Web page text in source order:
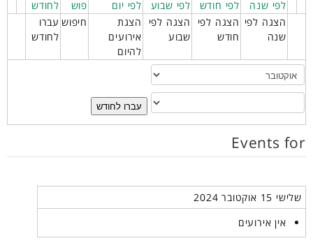
הצגה לפי
שנה
הצגה לפי
חודש
הצגה לפי
שבוע
הצגת
אירועים
להיום
חיפוש עברו
לחודש
עברו לחודש
Events for
שלישי 15 אוקטובר 2024
אין אירועים